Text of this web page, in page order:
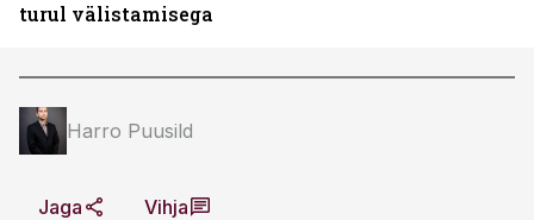
turul välistamisega
Harro Puusild
Jaga Vihja